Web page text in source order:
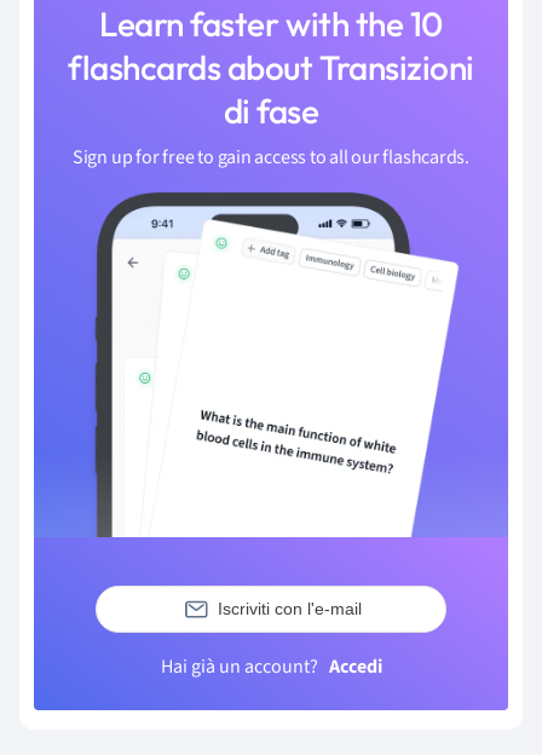
Learn faster with the 10
flashcards about Transizioni
di fase
Sign up for free to gain access to all our flashcards.
Iscriviti con l'e-mail
Hai già un account? Accedi